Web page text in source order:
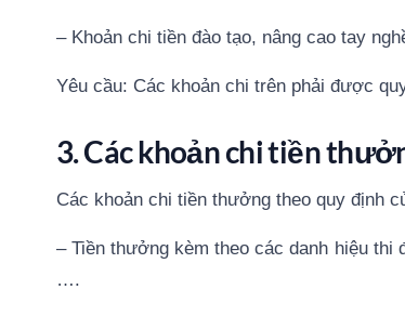
– Khoản chi tiền đào tạo, nâng cao tay
Yêu cầu: Các khoản chi trên phải được
3. Các khoản chi tiền
Các khoản chi tiền thưởng theo quy định
– Tiền thưởng kèm theo các danh hiệu thi
….